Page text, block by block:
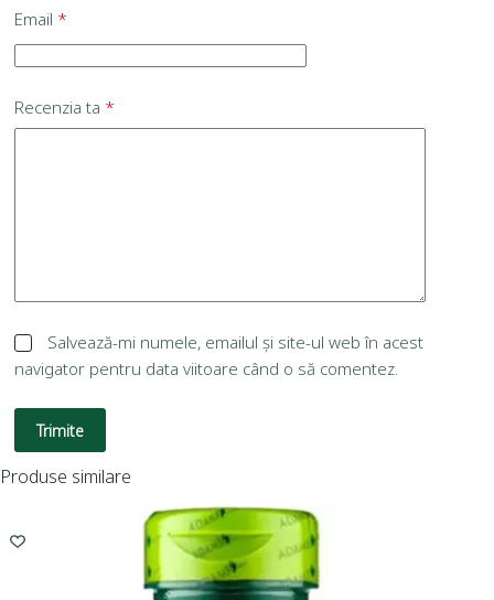
Email *
Recenzia ta *
Salvează-mi numele, emailul și site-ul web în acest
navigator pentru data viitoare când o să comentez.
Trimite
Produse similare